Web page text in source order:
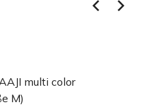
multi color
M)